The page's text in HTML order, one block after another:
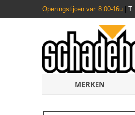
Openingstijden van 8.00-16u T:
MERKEN